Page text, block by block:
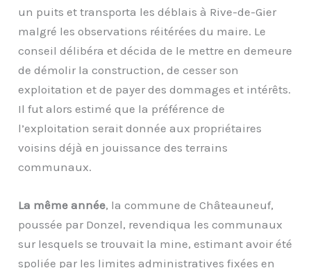
un puits et transporta les déblais à Rive-de-Gier
malgré les observations réitérées du maire. Le
conseil délibéra et décida de le mettre en demeure
de démolir la construction, de cesser son
exploitation et de payer des dommages et intérêts.
Il fut alors estimé que la préférence de
l’exploitation serait donnée aux propriétaires
voisins déjà en jouissance des terrains
communaux.
La même année, la commune de Châteauneuf,
poussée par Donzel, revendiqua les communaux
sur lesquels se trouvait la mine, estimant avoir été
spoliée par les limites administratives fixées en